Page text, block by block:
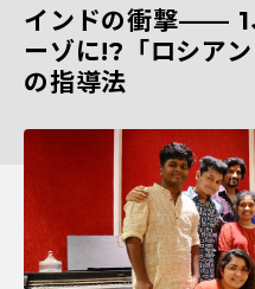
インドの衝撃—— 1
ーゾに!?「ロシア
の指導法